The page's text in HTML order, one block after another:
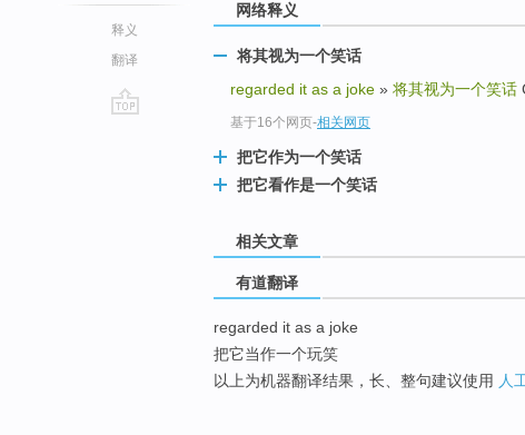
释义
翻译
网络释义
将其视为一个笑话
regarded it as a joke » 将其视为一个笑话
基于16个网页-相关网页
把它作为一个笑话
把它看作是一个笑话
相关文章
有道翻译
regarded it as a joke
把它当作一个玩笑
以上为机器翻译结果，长、整句建议使用 人